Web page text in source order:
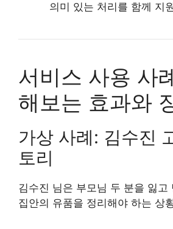
의미 있는 처리를 함께 지
서비스 사용 사
해보는 효과와
가상 사례: 김수진
토리
김수진 님은 부모님 두 분을 잃고
집안의 유품을 정리해야 하는 상